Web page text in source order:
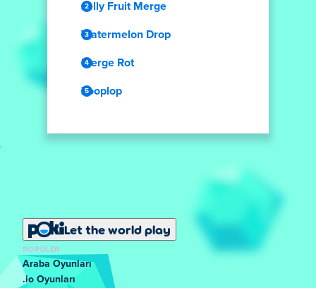
Jelly Fruit Merge
Watermelon Drop
Merge Rot
Zooplop
Let the world play
POPÜLER
Araba Oyunları
.io Oyunları